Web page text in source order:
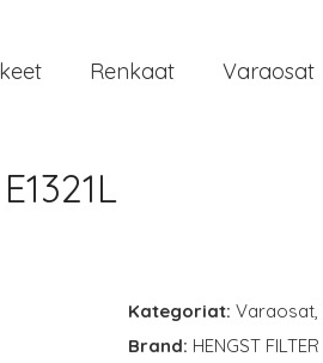
Renkaat Varaosat
Kategoriat: Varaosat,
Brand: HENGST FILTER